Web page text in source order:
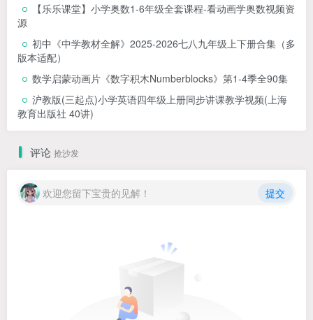
【乐乐课堂】小学奥数1-6年级全套课程-看动画学奥数视频资
源
初中《中学教材全解》2025-2026七八九年级上下册合集（多
版本适配）
数学启蒙动画片《数字积木Numberblocks》第1-4季全90集
沪教版(三起点)小学英语四年级上册同步讲课教学视频(上海
教育出版社 40讲)
评论 抢沙发
欢迎您留下宝贵的见解！ 提交